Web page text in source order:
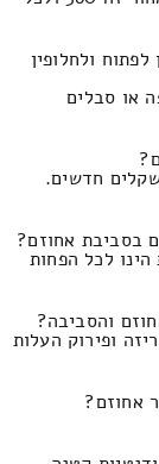
ולחלופין
או סבלים
הינו לכל הפחות 130 ולכל היותר 190 שקלים חדשים.
בסביבת אחוזם?
לכל הפחות
והסביבה?
ופירוק העלות
אחוזם?